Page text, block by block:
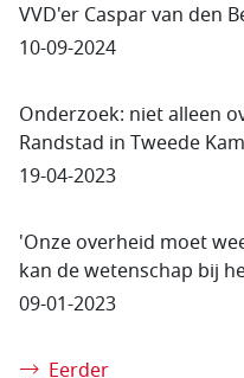
VVD'er Caspar van den
10-09-2024
Onderzoek: niet alleen
Randstad in Tweede
19-04-2023
'Onze overheid moet
kan de wetenschap bij
09-01-2023
Eerder